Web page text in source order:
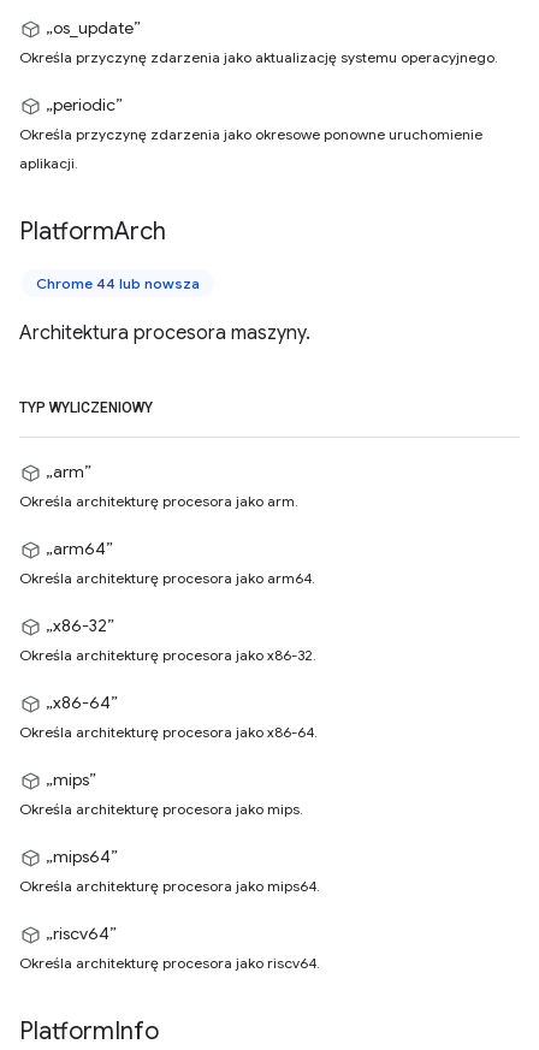
„os_update”
Określa przyczynę zdarzenia jako aktualizację systemu operacyjnego.
„periodic”
Określa przyczynę zdarzenia jako okresowe ponowne uruchomienie
aplikacji.
PlatformArch
Chrome 44 lub nowsza
Architektura procesora maszyny.
TYP WYLICZENIOWY
„arm”
Określa architekturę procesora jako arm.
„arm64”
Określa architekturę procesora jako arm64.
„x86-32”
Określa architekturę procesora jako x86-32.
„x86-64”
Określa architekturę procesora jako x86-64.
„mips”
Określa architekturę procesora jako mips.
„mips64”
Określa architekturę procesora jako mips64.
„riscv64”
Określa architekturę procesora jako riscv64.
PlatformInfo